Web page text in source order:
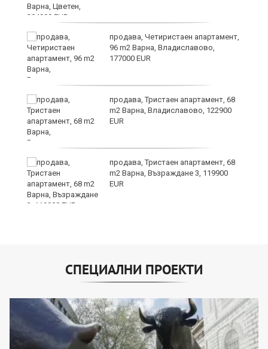
продава, Четиристаен апартамент,
96 m2 Варна, Владиславово,
177000 EUR
продава, Тристаен апартамент, 68
m2 Варна, Владиславово, 122900
EUR
продава, Тристаен апартамент, 68
m2 Варна, Възраждане 3, 119900
EUR
СПЕЦИАЛНИ ПРОЕКТИ